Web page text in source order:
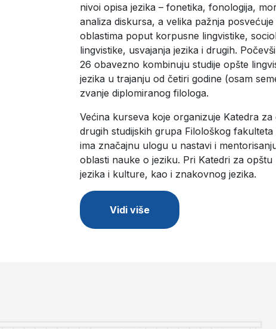
nivoi opisa jezika – fonetika, fonologija,
analiza diskursa, a velika pažnja
oblastima poput korpusne lingvistike,
lingvistike, usvajanja jezika i drugih.
26 obavezno kombinuju studije opšte
jezika u trajanju od četiri godine (osam
zvanje diplomiranog filologa.
Većina kurseva koje organizuje Katedra
drugih studijskih grupa Filološkog
ima značajnu ulogu u nastavi i
oblasti nauke o jeziku. Pri Katedri za
jezika i kulture, kao i znakovnog jezika.
Vidi više